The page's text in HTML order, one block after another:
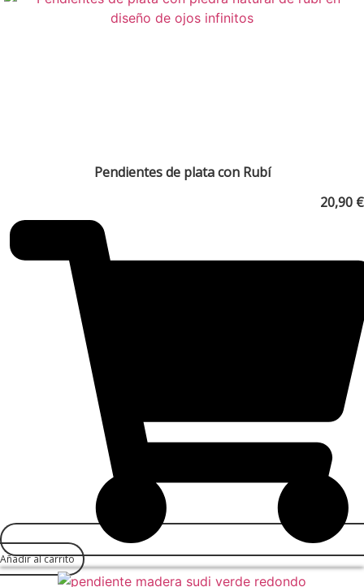
Pendientes de plata con Rubí
20,90 €
Añadir al carrito